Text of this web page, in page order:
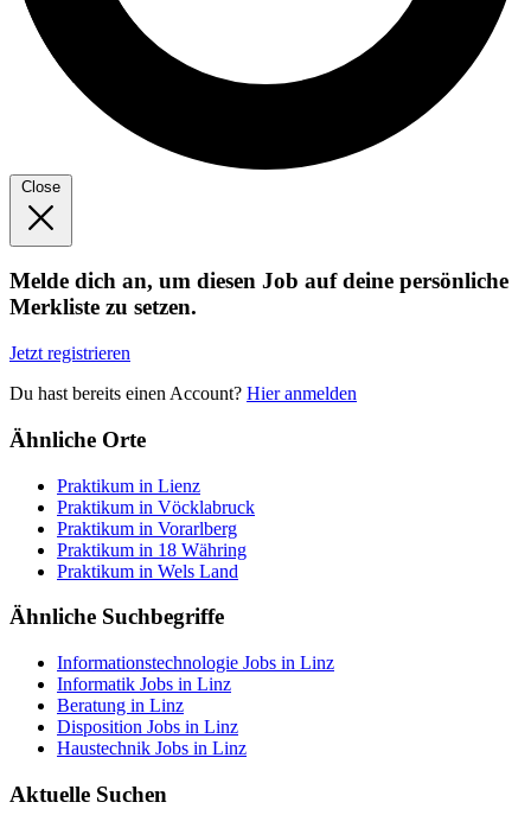
Close
Melde dich an, um diesen Job auf deine persönliche
Merkliste zu setzen.
Jetzt registrieren
Du hast bereits einen Account? Hier anmelden
Ähnliche Orte
Praktikum in Lienz
Praktikum in Vöcklabruck
Praktikum in Vorarlberg
Praktikum in 18 Währing
Praktikum in Wels Land
Ähnliche Suchbegriffe
Informationstechnologie Jobs in Linz
Informatik Jobs in Linz
Beratung in Linz
Disposition Jobs in Linz
Haustechnik Jobs in Linz
Aktuelle Suchen